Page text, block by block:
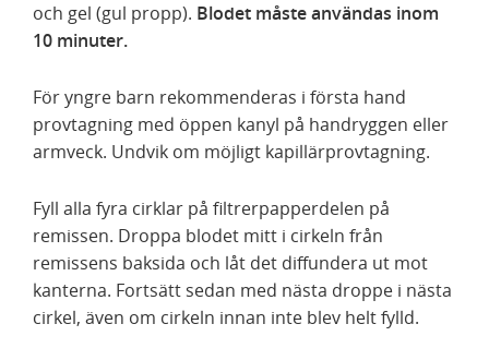
och gel (gul propp). Blodet måste användas inom
10 minuter.
För yngre barn rekommenderas i första hand
provtagning med öppen kanyl på handryggen eller
armveck. Undvik om möjligt kapillärprovtagning.
Fyll alla fyra cirklar på filtrerpapperdelen på
remissen. Droppa blodet mitt i cirkeln från
remissens baksida och låt det diffundera ut mot
kanterna. Fortsätt sedan med nästa droppe i nästa
cirkel, även om cirkeln innan inte blev helt fylld.